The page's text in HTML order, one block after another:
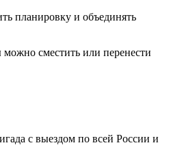
планировку и объединять
сместить или перенести
с выездом по всей России и